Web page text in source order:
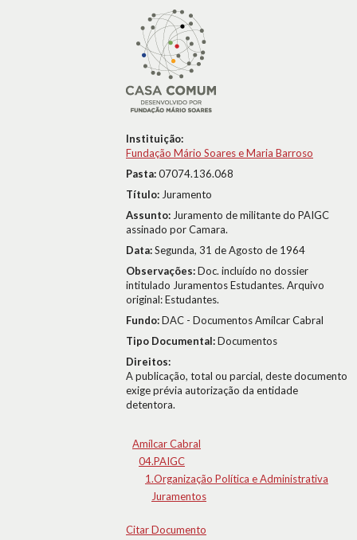
Instituição:
Fundação Mário Soares e Maria Barroso
Pasta:07074.136.068
Título: Juramento
Assunto: Juramento de militante do PAIGC
assinado por Camara.
Data:Segunda, 31 de Agosto de 1964
Observações:Doc. incluído no dossier
intitulado Juramentos Estudantes. Arquivo
original: Estudantes.
Fundo:DAC - Documentos Amílcar Cabral
Tipo Documental:Documentos
Direitos:
A publicação, total ou parcial, deste documento
exige prévia autorização da entidade
detentora.
Amílcar Cabral
04.PAIGC
1.Organização Política e Administrativa
Juramentos
Citar Documento